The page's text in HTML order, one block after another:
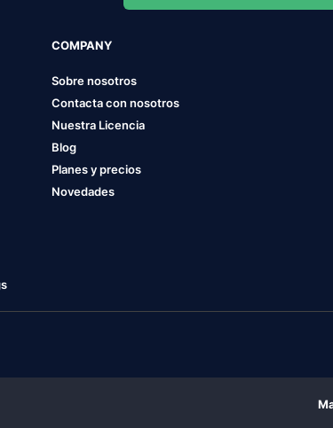
COMPANY
Sobre nosotros
Contacta con nosotros
Nuestra Licencia
Blog
Planes y precios
Novedades